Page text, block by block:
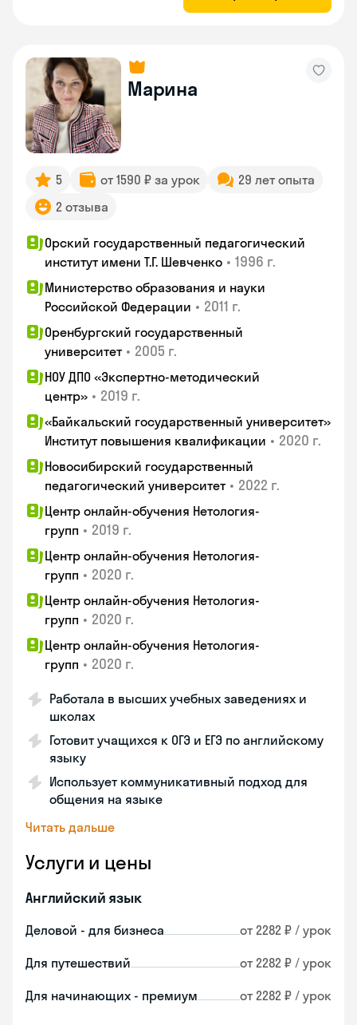
Марина
5 от 1590 ₽ за урок
29 лет опыта
2 отзыва
Орский государственный педагогический
институт имени Т.Г. Шевченко • 1996 г.
Министерство образования и науки
Российской Федерации • 2011 г.
Оренбургский государственный
университет • 2005 г.
НОУ ДПО «Экспертно-методический
центр» • 2019 г.
«Байкальский государственный университет»
Институт повышения квалификации • 2020 г.
Новосибирский государственный
педагогический университет • 2022 г.
Центр онлайн-обучения Нетология-
групп • 2019 г.
Центр онлайн-обучения Нетология-
групп • 2020 г.
Центр онлайн-обучения Нетология-
групп • 2020 г.
Центр онлайн-обучения Нетология-
групп • 2020 г.
Работала в высших учебных заведениях и
школах
Готовит учащихся к ОГЭ и ЕГЭ по английскому
языку
Использует коммуникативный подход для
общения на языке
Читать дальше
Услуги и цены
Английский язык
Деловой - для бизнеса от 2282 ₽ / урок
Для путешествий от 2282 ₽ / урок
Для начинающих - премиум от 2282 ₽ / урок